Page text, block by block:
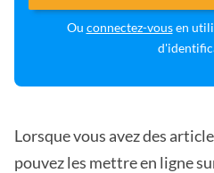
Ou connectez-vousen
Lorsque vous avez des
pouvez les mettre en ligne